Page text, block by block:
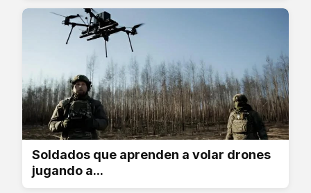
Soldados que aprenden a volar drones
jugando a...